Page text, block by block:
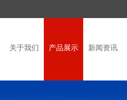
关于我们 产品展示 新闻资讯